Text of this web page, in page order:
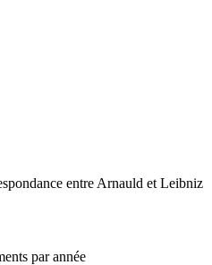
entre Arnauld et Leibniz
par année